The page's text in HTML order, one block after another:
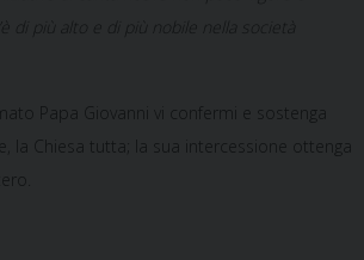
Papa Giovanni vi confermi e sostenga
la Chiesa tutta; la sua intercessione ottenga